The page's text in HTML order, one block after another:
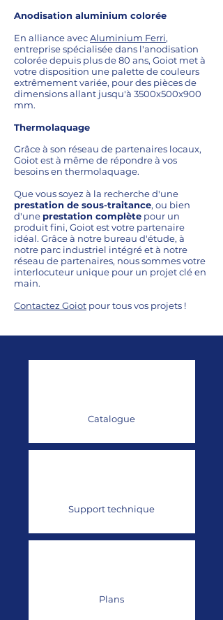
Anodisation aluminium colorée
En alliance avecAluminium Ferri,
entreprise spécialisée dans l'anodisation
colorée depuis plus de 80 ans, Goiot met à
votre disposition une palette de couleurs
extrêmement variée, pour des pièces de
dimensions allant jusqu'à 3500x500x900
mm.
Thermolaquage
Grâce à son réseau de partenaires locaux,
Goiot est à même de répondre à vos
besoins en thermolaquage.
Que vous soyez à la recherche d'une
prestation de sous-traitance, ou bien
d'une prestation complète pour un
produit fini, Goiot est votre partenaire
idéal. Grâce à notre bureau d'étude, à
notre parc industriel intégré et à notre
réseau de partenaires, nous sommes votre
interlocuteur unique pour un projet clé en
main.
Contactez Goiot pour tous vos projets !
Catalogue
Support technique
Plans